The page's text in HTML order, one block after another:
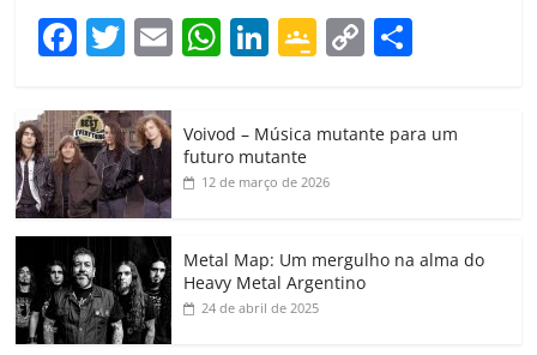
F
c
e
b
o
o
k
T
itt
er
E
ai
W
at
s
A
p
Li
k
e
dI
G
gl
e
a
ss
C
y
k
p
h
Voivod – Música mutante para um
futuro mutante
12 de março de 2026
Metal Map: Um mergulho na alma do
Heavy Metal Argentino
24 de abril de 2025